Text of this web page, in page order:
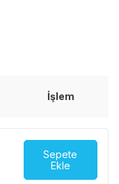
İşlem
Sepete
Ekle